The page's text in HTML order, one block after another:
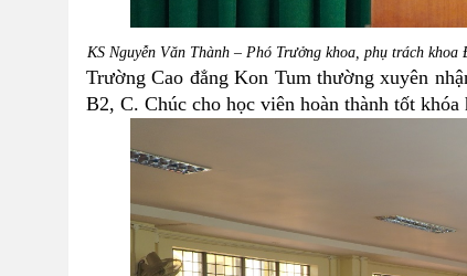
KS Nguyễn Văn Thành –Phó Trưởng khoa, phụ trách khoa
Trường Cao đẳng Kon Tum thường xuyên
B2, C. Chúc cho học viên hoàn thành tốt khóa